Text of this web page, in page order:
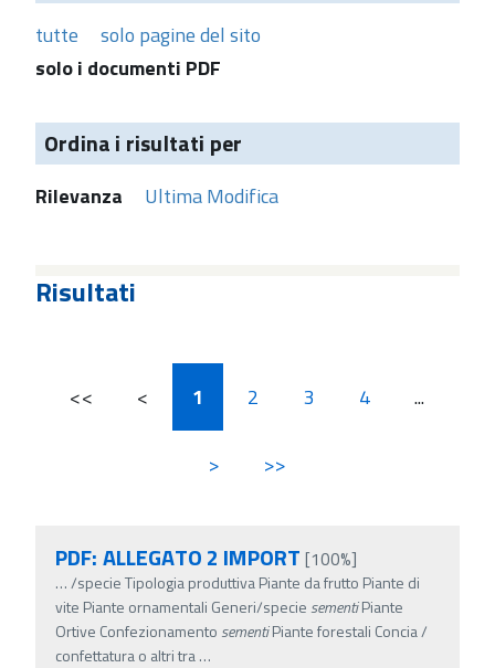
tutte
solo pagine del sito
solo i documenti PDF
Ordina i risultati per
Rilevanza Ultima Modifica
Risultati
<< < 1 2 3 4 ...
> >>
PDF: ALLEGATO 2 IMPORT [100%]
…/specie Tipologia produttiva Piante da frutto Piante di
vite Piante ornamentali Generi/specie sementiPiante
Ortive Confezionamento sementiPiante forestali Concia /
confettatura o altri tra…